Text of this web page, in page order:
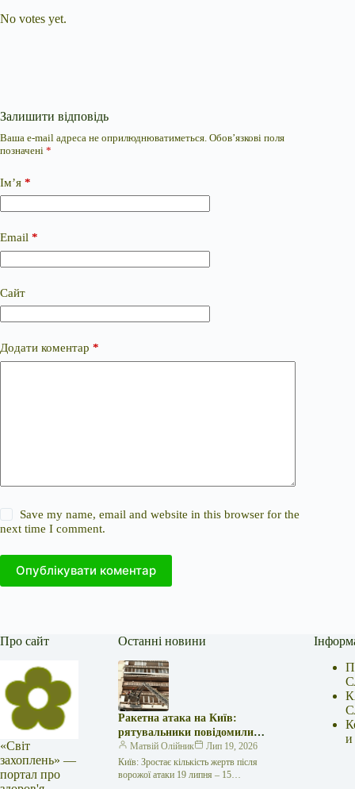
No votes yet.
Залишити відповідь
Ваша e-mail адреса не оприлюднюватиметься. Обов’язкові поля
позначені *
Ім’я *
Email *
Сайт
Додати коментар *
Save my name, email and website in this browser for the
next time I comment.
Опублікувати коментар
Про сайт
«Світ
захоплень» —
портал про
Останні новини
Ракетна атака на Київ:
рятувальники повідомили
про 15 поранених
Матвій Олійник
Лип 19, 2026
Київ: Зростає кількість жертв після
ворожої атаки 19 липня – 15
и